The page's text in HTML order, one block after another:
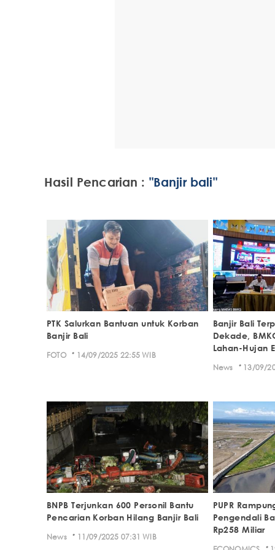
Hasil Pencarian : "Banjir bali"
PTK Salurkan Bantuan untuk Korban
Banjir Bali
FOTO · 14/09/2025 22:55 WIB
Banjir Bali
Dekade,
Lahan-Hujan
News · 13/09/
BNPB Terjunkan 600 Personil Bantu
Pencarian Korban Hilang Banjir Bali
News · 11/09/2025 07:31 WIB
PUPR
Pengendali
Rp258 Miliar
·